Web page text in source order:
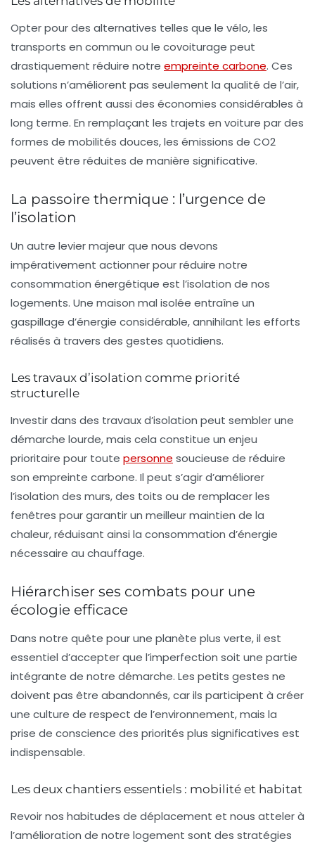
Opter pour des alternatives telles que le vélo, les
transports en commun ou le covoiturage peut
drastiquement réduire notre empreinte carbone. Ces
solutions n’améliorent pas seulement la qualité de l’air,
mais elles offrent aussi des économies considérables à
long terme. En remplaçant les trajets en voiture par des
formes de mobilités douces, les émissions de CO2
peuvent être réduites de manière significative.
La passoire thermique : l’urgence de
l’isolation
Un autre levier majeur que nous devons
impérativement actionner pour réduire notre
consommation énergétique est l’isolation de nos
logements. Une maison mal isolée entraîne un
gaspillage d’énergie considérable, annihilant les efforts
réalisés à travers des gestes quotidiens.
Les travaux d’isolation comme priorité
structurelle
Investir dans des travaux d’isolation peut sembler une
démarche lourde, mais cela constitue un enjeu
prioritaire pour toute personne soucieuse de réduire
son empreinte carbone. Il peut s’agir d’améliorer
l’isolation des murs, des toits ou de remplacer les
fenêtres pour garantir un meilleur maintien de la
chaleur, réduisant ainsi la consommation d’énergie
nécessaire au chauffage.
Hiérarchiser ses combats pour une
écologie efficace
Dans notre quête pour une planète plus verte, il est
essentiel d’accepter que l’imperfection soit une partie
intégrante de notre démarche. Les petits gestes ne
doivent pas être abandonnés, car ils participent à créer
une culture de respect de l’environnement, mais la
prise de conscience des priorités plus significatives est
indispensable.
Les deux chantiers essentiels : mobilité et habitat
Revoir nos habitudes de déplacement et nous atteler à
l’amélioration de notre logement sont des stratégies